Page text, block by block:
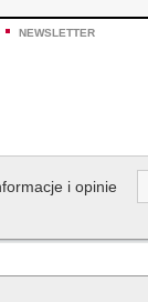
NEWSLETTER
i opinie